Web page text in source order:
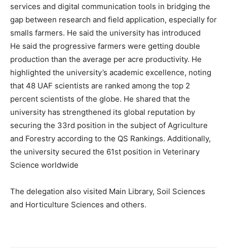
services and digital communication tools in bridging the
gap between research and field application, especially for
smalls farmers. He said the university has introduced
He said the progressive farmers were getting double
production than the average per acre productivity. He
highlighted the university’s academic excellence, noting
that 48 UAF scientists are ranked among the top 2
percent scientists of the globe. He shared that the
university has strengthened its global reputation by
securing the 33rd position in the subject of Agriculture
and Forestry according to the QS Rankings. Additionally,
the university secured the 61st position in Veterinary
Science worldwide
The delegation also visited Main Library, Soil Sciences
and Horticulture Sciences and others.